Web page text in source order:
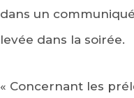
dans un
levée dans la soirée.
« Concernant les